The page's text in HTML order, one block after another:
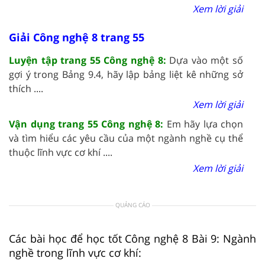
Xem lời giải
Giải Công nghệ 8 trang 55
Luyện tập trang 55 Công nghệ 8: Dựa vào một số
gợi ý trong Bảng 9.4, hãy lập bảng liệt kê những sở
thích ....
Xem lời giải
Vận dụng trang 55 Công nghệ 8: Em hãy lựa chọn
và tìm hiểu các yêu cầu của một ngành nghề cụ thể
thuộc lĩnh vực cơ khí ....
Xem lời giải
QUẢNG CÁO
Các bài học để học tốt Công nghệ 8 Bài 9: Ngành
nghề trong lĩnh vực cơ khí: